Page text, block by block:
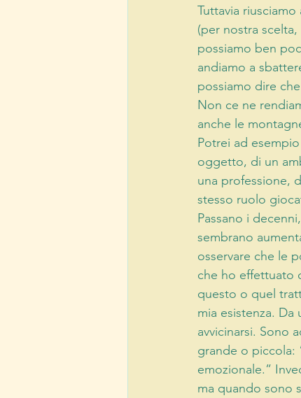
Tuttavia
(per nostra
possiamo ben
andiamo a
possiamo dire
Non ce ne
anche le
Potrei ad
oggetto, di un
una professione,
stesso ruolo
Passano i
sembrano
osservare che le
che ho effettuato
questo o quel
mia esistenza.
avvicinarsi. Sono
grande o piccola:
emozionale.”
ma quando sono